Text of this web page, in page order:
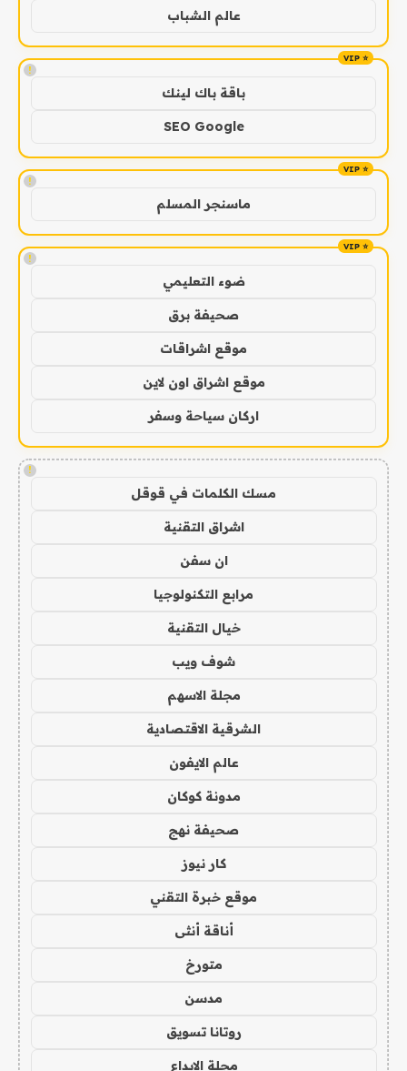
عالم الشباب
!
باقة باك لينك
SEO Google
!
ماسنجر المسلم
!
ضوء التعليمي
صحيفة برق
موقع اشراقات
موقع اشراق اون لاين
اركان سياحة وسفر
!
مسك الكلمات في قوقل
اشراق التقنية
ان سفن
مرابع التكنولوجيا
خيال التقنية
شوف ويب
مجلة الاسهم
الشرقية الاقتصادية
عالم الايفون
مدونة كوكان
صحيفة نهج
كار نيوز
موقع خبرة التقني
أناقة أنثى
متورخ
مدسن
روتانا تسويق
مجلة الابداع